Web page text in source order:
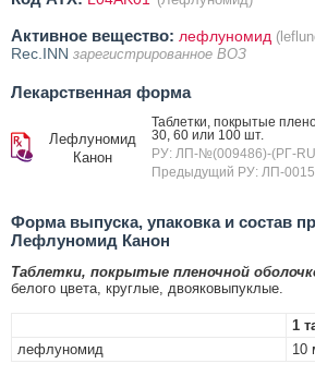
Активное вещество: лефлуномид
Rec.INN зарегистрированное ВОЗ
Лекарственная форма
Лефлуномид
Канон
Таблетки, покрытые
30, 60 или 100 шт.
РУ: ЛП-№(009486)-(РГ-
Предыдущий РУ: ЛП-
Форма выпуска, упаковка и состав
Лефлуномид Канон
Таблетки, покрытые пленочной
белого цвета, круглые, двояковыпуклые.
1
лефлуномид
10